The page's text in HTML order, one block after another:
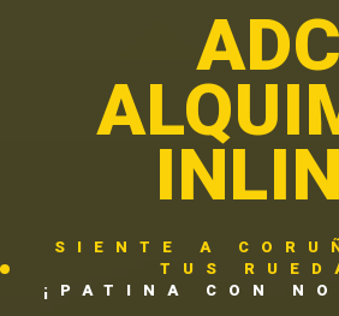
ADC
SIENTE A
TUS
¡PATINA CON